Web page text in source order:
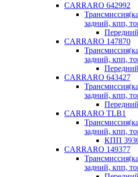
CARRARO 642992
задний, кпп,
CARRARO 147870
задний, кпп,
CARRARO 643427
задний, кпп,
CARRARO TLB1
задний, кпп,
КПП
CARRARO 149377
задний, кпп,